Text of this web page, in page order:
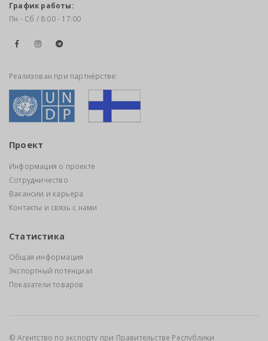
График работы:
Пн - Сб / 8:00 - 17:00
Реализован при партнёрстве:
Проект
Информация о проекте
Сотрудничество
Вакансии и карьера
Контакты и связь с нами
Статистика
Общая информация
Экспортный потенциал
Показатели товаров
© Агентство по экспорту при Правительстве Республики